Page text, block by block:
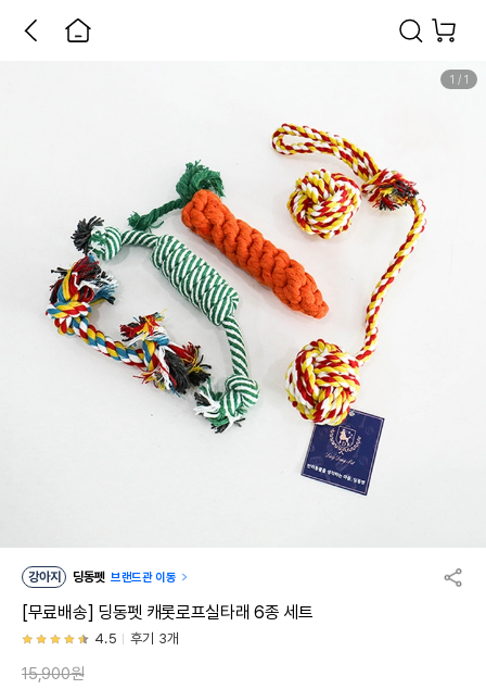
1 / 1
강아지 딩동펫 브랜드관 이동
[무료배송] 딩동펫 캐롯로프실타래 6종 세트
4.5 후기 3개
15,900원